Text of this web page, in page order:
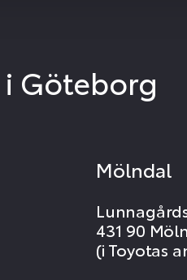
Göteborg
Mölndal
431 90
(i Toyotas